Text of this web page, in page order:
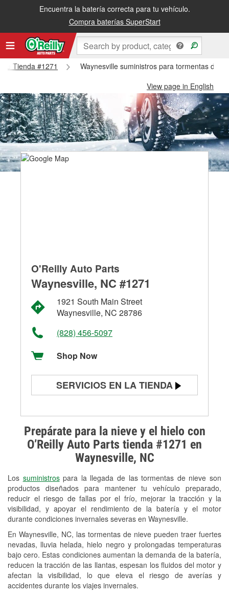
Encuentra la batería correcta para tu vehículo.
Compra baterías SuperStart
Tienda #1271
Waynesville suministros para tormentas de
View page in English
Prepárate para la nieve y el hielo con
O’Reilly Auto Parts tienda #1271 en
Waynesville, NC
Los suministrospara la llegada de las tormentas de nieve son
productos diseñados para mantener tu vehículo preparado,
reducir el riesgo de fallas por el frío, mejorar la tracción y la
visibilidad, y apoyar el rendimiento de la batería y el motor
durante condiciones invernales severas en Waynesville.
En Waynesville, NC, las tormentas de nieve pueden traer fuertes
nevadas, lluvia helada, hielo negro y prolongadas temperaturas
bajo cero. Estas condiciones aumentan la demanda de la batería,
reducen la tracción de las llantas, espesan los fluidos del motor y
afectan la visibilidad, lo que eleva el riesgo de averías y
accidentes durante los viajes invernales.
O'Reilly Auto Parts
Waynesville, NC #1271
1921 South Main Street
Waynesville, NC 28786
(828) 456-5097
Shop Now
SERVICIOS EN LA TIENDA
Prueba de alternadores y
arrancadores
Revisión de la luz "Check Engine"
Reciclaje de baterías y aceite
Instalación de bombillas de faros
Instalación de limpiaparabrisas
Programa de Préstamo de
Herramientas
Rectificación de tambores y discos de
freno